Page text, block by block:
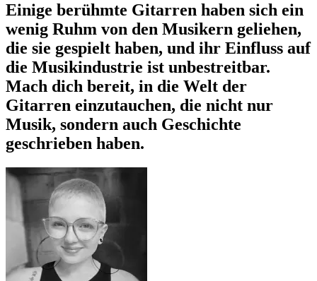
Einige berühmte Gitarren haben sich ein
wenig Ruhm von den Musikern geliehen,
die sie gespielt haben, und ihr Einfluss auf
die Musikindustrie ist unbestreitbar.
Mach dich bereit, in die Welt der
Gitarren einzutauchen, die nicht nur
Musik, sondern auch Geschichte
geschrieben haben.